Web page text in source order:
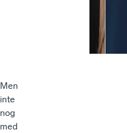
Men
inte
nog
med